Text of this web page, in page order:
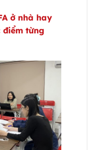
ở nhà hay
điểm từng